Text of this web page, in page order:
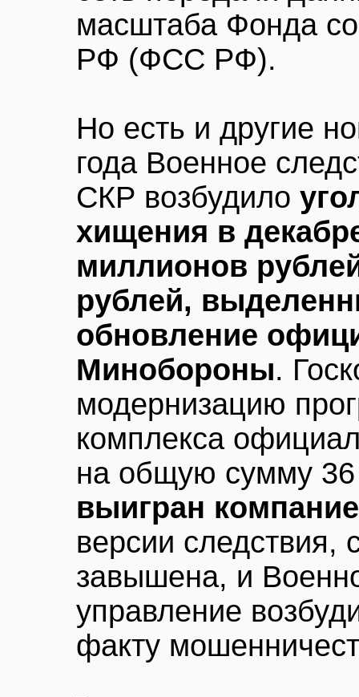
масштаба Фонда
РФ (ФСС РФ).
Но есть и другие
года Военное
СКР возбудило
хищения в
миллионов
рублей,
обновление
Минобороны.
модернизацию
комплекса
на общую сумму
выигран
версии следствия,
завышена, и
управление
факту